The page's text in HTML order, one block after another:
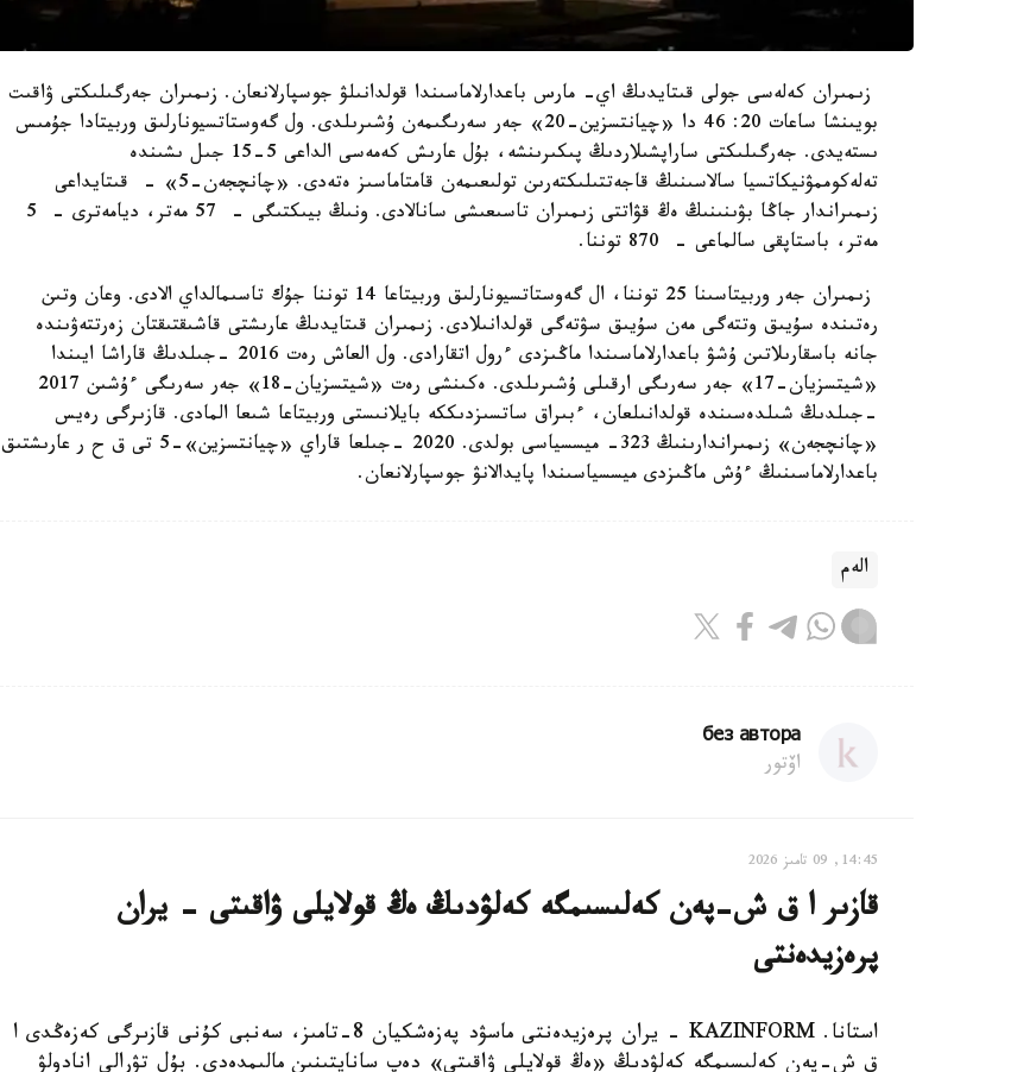
زىمىران كەلەسى جولى قىتايدىڭ اي- مارس باعدارلاماسىندا قولدانىلۋ جوسپارلانعان. زىمىران جەرگىلىكتى ۋاقىت
بويىنشا ساعات 20: 46 دا «چيانتسزين-20» جەر سەرىگىمەن ۇشىرىلدى. ول گەوستاتسيونارلىق وربيتادا جۇمىس
ىستەيدى. جەرگىلىكتى ساراپشىلاردىڭ پىكىرىنشە، بۇل عارىش كەمەسى الداعى 5-15 جىل ىشىندە
تەلەكوممۋنيكاتسيا سالاسىنىڭ قاجەتتىلىكتەرىن تولىعىمەن قامتاماسىز ەتەدى. «چانچجەن-5» - قىتايداعى
زىمىراندار جاڭا بۋىنىنىڭ ەڭ قۋاتتى زىمىران تاسىعىشى سانالادى. ونىڭ بيىكتىگى - 57 مەتر، ديامەترى - 5
مەتر، باستاپقى سالماعى - 870 توننا.
زىمىران جەر وربيتاسىنا 25 توننا، ال گەوستاتسيونارلىق وربيتاعا 14 توننا جۇك تاسىمالداي الادى. وعان وتىن
رەتىندە سۇيىق وتتەگى مەن سۇيىق سۋتەگى قولدانىلادى. زىمىران قىتايدىڭ عارىشتى قاشىقتىقتان زەرتتەۋىندە
جانە باسقارىلاتىن ۇشۋ باعدارلاماسىندا ماڭىزدى ءرول اتقارادى. ول العاش رەت 2016 -جىلدىڭ قاراشا ايىندا
«شيتسزيان-17» جەر سەرىگى ارقىلى ۇشىرىلدى. ەكىنشى رەت «شيتسزيان-18» جەر سەرىگى ءۇشىن 2017
-جىلدىڭ شىلدەسىندە قولدانىلعان، ءبىراق ساتسىزدىككە بايلانىستى وربيتاعا شىعا المادى. قازىرگى رەيس
«چانچجەن» زىمىراندارىنىڭ 323- ميسسياسى بولدى. 2020 -جىلعا قاراي «چيانتسزين»-5 تى ق ح ر عارىشتىق
باعدارلاماسىنىڭ ءۇش ماڭىزدى ميسسياسىندا پايدالانۋ جوسپارلانعان.
الەم
без автора
اۆتور
14:45, 09 تامىز 2026
قازىر ا ق ش-پەن كەلىسىمگە كەلۋدىڭ ەڭ قولايلى ۋاقىتى - يران
پرەزيدەنتى
استانا. KAZINFORM - يران پرەزيدەنتى ماسۋد پەزەشكيان 8-تامىز، سەنبى كۇنى قازىرگى كەزەڭدى ا
ق ش-پەن كەلىسىمگە كەلۋدىڭ «ەڭ قولايلى ۋاقىتى» دەپ سانايتىنىن مالىمدەدى. بۇل تۋرالى انادولۋ